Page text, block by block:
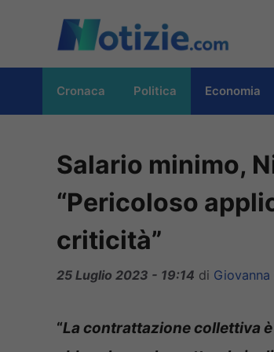
contenuto
Cronaca Politica Economia
Salario minimo,
“Pericoloso
criticità”
25 Luglio 2023 - 19:14 di
“La contrattazione collettiva è